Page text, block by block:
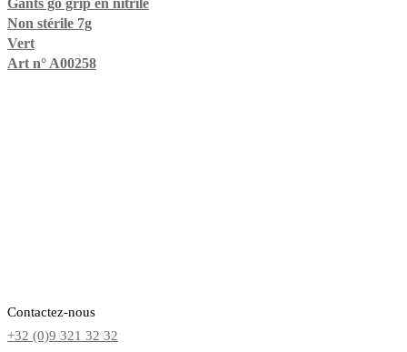
Gants go grip en nitrile
Non stérile 7g
Vert
Art n° A00258
Contactez-nous
+32 (0)9 321 32 32